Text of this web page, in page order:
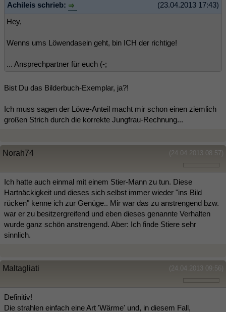
(23.04.2013 17:43)
Achileis schrieb:
Hey,
Wenns ums Löwendasein geht, bin ICH der richtige!
... Ansprechpartner für euch (-;
Bist Du das Bilderbuch-Exemplar, ja?!
Ich muss sagen der Löwe-Anteil macht mir schon einen ziemlich
großen Strich durch die korrekte Jungfrau-Rechnung...
(24.04.2013 08:57)
Norah74
Ich hatte auch einmal mit einem Stier-Mann zu tun. Diese
Hartnäckigkeit und dieses sich selbst immer wieder "ins Bild
rücken" kenne ich zur Genüge.. Mir war das zu anstrengend bzw.
war er zu besitzergreifend und eben dieses genannte Verhalten
wurde ganz schön anstrengend. Aber: Ich finde Stiere sehr
sinnlich.
(24.04.2013 09:56)
Maltagliati
Definitiv!
Die strahlen einfach eine Art 'Wärme' und, in diesem Fall,